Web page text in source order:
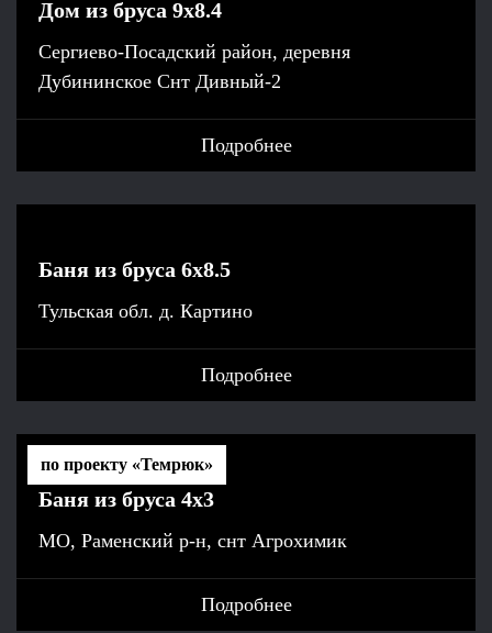
Дом из бруса 9х8.4
Сергиево-Посадский район, деревня
Дубининское Снт Дивный-2
Подробнее
Баня из бруса 6х8.5
Тульская обл. д. Картино
Подробнее
Баня из бруса 4х3
МО, Раменский р-н, снт Агрохимик
Подробнее
по проекту «Темрюк»